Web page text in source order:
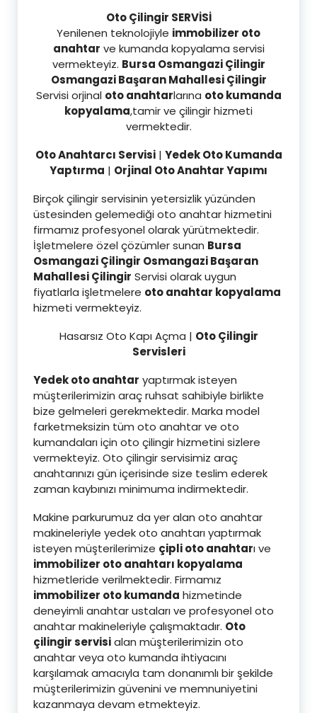
Oto Çilingir SERVİSİ
Yenilenen teknolojiyle immobilizer oto
anahtar ve kumanda kopyalama servisi
vermekteyiz. Bursa Osmangazi Çilingir
Osmangazi Başaran Mahallesi Çilingir
Servisi orjinal oto anahtarlarına oto kumanda
kopyalama,tamir ve çilingir hizmeti
vermektedir.
Oto Anahtarcı Servisi| Yedek Oto Kumanda
Yaptırma | Orjinal Oto Anahtar Yapımı
Birçok çilingir servisinin yetersizlik yüzünden
üstesinden gelemediği oto anahtar hizmetini
firmamız profesyonel olarak yürütmektedir.
İşletmelere özel çözümler sunan Bursa
Osmangazi Çilingir Osmangazi Başaran
Mahallesi Çilingir Servisi olarak uygun
fiyatlarla işletmelere oto anahtar kopyalama
hizmeti vermekteyiz.
Hasarsız Oto Kapı Açma | Oto Çilingir
Servisleri
Yedek oto anahtar yaptırmak isteyen
müşterilerimizin araç ruhsat sahibiyle birlikte
bize gelmeleri gerekmektedir. Marka model
farketmeksizin tüm oto anahtar ve oto
kumandaları için oto çilingir hizmetini sizlere
vermekteyiz. Oto çilingir servisimiz araç
anahtarınızı gün içerisinde size teslim ederek
zaman kaybınızı minimuma indirmektedir.
Makine parkurumuz da yer alan oto anahtar
makineleriyle yedek oto anahtarı yaptırmak
isteyen müşterilerimize çipli oto anahtarı ve
immobilizer oto anahtarı kopyalama
hizmetleride verilmektedir. Firmamız
immobilizer oto kumanda hizmetinde
deneyimli anahtar ustaları ve profesyonel oto
anahtar makineleriyle çalışmaktadır. Oto
çilingir servisialan müşterilerimizin oto
anahtar veya oto kumanda ihtiyacını
karşılamak amacıyla tam donanımlı bir şekilde
müşterilerimizin güvenini ve memnuniyetini
kazanmaya devam etmekteyiz.